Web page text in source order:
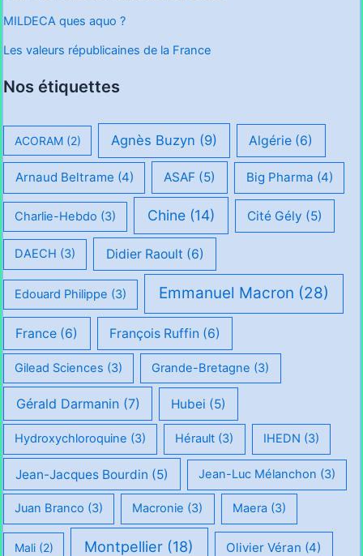
MILDECA ques aquo ?
Les valeurs républicaines de la France
Nos étiquettes
ACORAM(2) Agnès Buzyn (9) Algérie (6)
Arnaud Beltrame (4) ASAF (5) Big Pharma (4)
Charlie-Hebdo (3) Chine (14) Cité Gély (5)
DAECH (3) Didier Raoult (6)
Edouard Philippe (3) Emmanuel Macron (28)
France (6) François Ruffin (6)
Gilead Sciences (3) Grande-Bretagne (3)
Gérald Darmanin(7) Hubei (5)
Hydroxychloroquine (3) Hérault (3) IHEDN (3)
Jean-Jacques Bourdin (5) Jean-Luc Mélanchon (3)
Juan Branco (3) Macronie (3) Maera (3)
Mali(2) Montpellier (18) Olivier Véran (4)